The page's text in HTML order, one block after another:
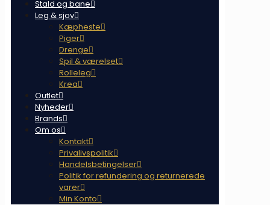
Stald og bane
Leg & sjov
Kæpheste
Piger
Drenge
Spil & værelset
Rolleleg
Krea
Outlet
Nyheder
Brands
Om os
Kontakt
Privalivspolitik
Handelsbetingelser
Politik for refundering og returnerede
varer
Min Konto